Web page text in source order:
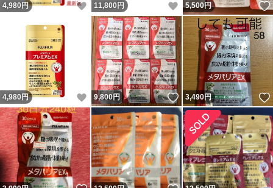
4,980 円 いいね！
11,800 円 いいね！
5,500円
4,980 円 いいね！
9,800円 いいね！
3,490円